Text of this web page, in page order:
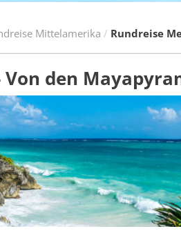
Mittelamerika Rundreise
den